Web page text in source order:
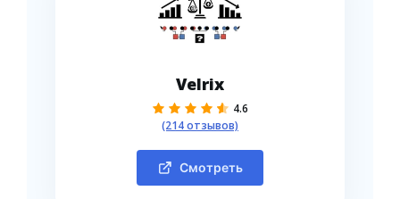
Velrix
4.6
(214 отзывов)
Смотреть